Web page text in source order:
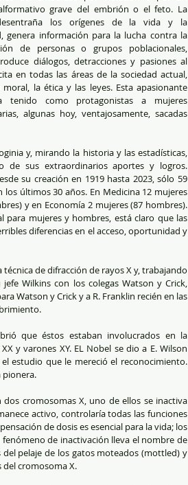
grave del embrión o el feto. La
los orígenes de la vida y la
genera información para la lucha contra la
de personas o grupos poblacionales,
diálogos, detracciones y pasiones al
en todas las áreas de la sociedad actual,
moral, la ética y las leyes. Esta apasionante
tenido como protagonistas a mujeres
algunas hoy, ventajosamente, sacadas
y, mirando la historia y las estadísticas,
de sus extraordinarios aportes y logros.
su creación en 1919 hasta 2023, sólo 59
últimos 30 años. En Medicina 12 mujeres
y en Economía 2 mujeres (87 hombres).
para mujeres y hombres, está claro que las
diferencias en el acceso, oportunidad y
técnica de difracción de rayos X y, trabajando
Wilkins con los colegas Watson y Crick,
Watson y Crick y a R. Franklin recién en las
que éstos estaban involucrados en la
y varones XY. EL Nobel se dio a E. Wilson
estudio que le mereció el reconocimiento.
pionera.
cromosomas X, uno de ellos se inactiva
activo, controlaría todas las funciones
de dosis es esencial para la vida; los
de inactivación lleva el nombre de
pelaje de los gatos moteados (mottled) y
cromosoma X.